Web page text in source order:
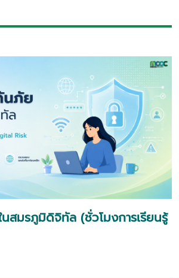
นสมรภูมิดิจิทัล (ชั่วโมงการเรียนรู้